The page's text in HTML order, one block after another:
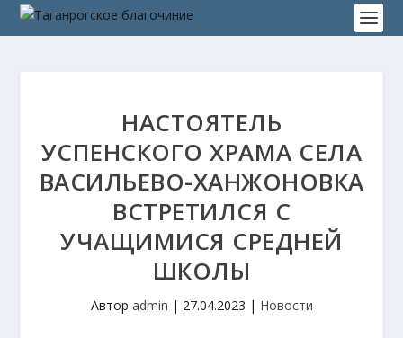
НАСТОЯТЕЛЬ
УСПЕНСКОГО ХРАМА СЕЛА
ВАСИЛЬЕВО-ХАНЖОНОВКА
ВСТРЕТИЛСЯ С
УЧАЩИМИСЯ СРЕДНЕЙ
ШКОЛЫ
Автор admin | 27.04.2023 | Новости